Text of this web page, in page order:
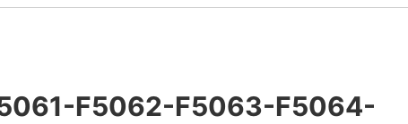
F5062-F5063-F5064-